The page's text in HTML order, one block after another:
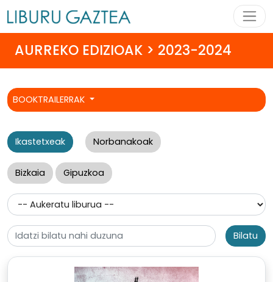
AURREKO EDIZIOAK > 2023-2024
BOOKTRAILERRAK
Ikastetxeak Norbanakoak
Bizkaia Gipuzkoa
Bilatu